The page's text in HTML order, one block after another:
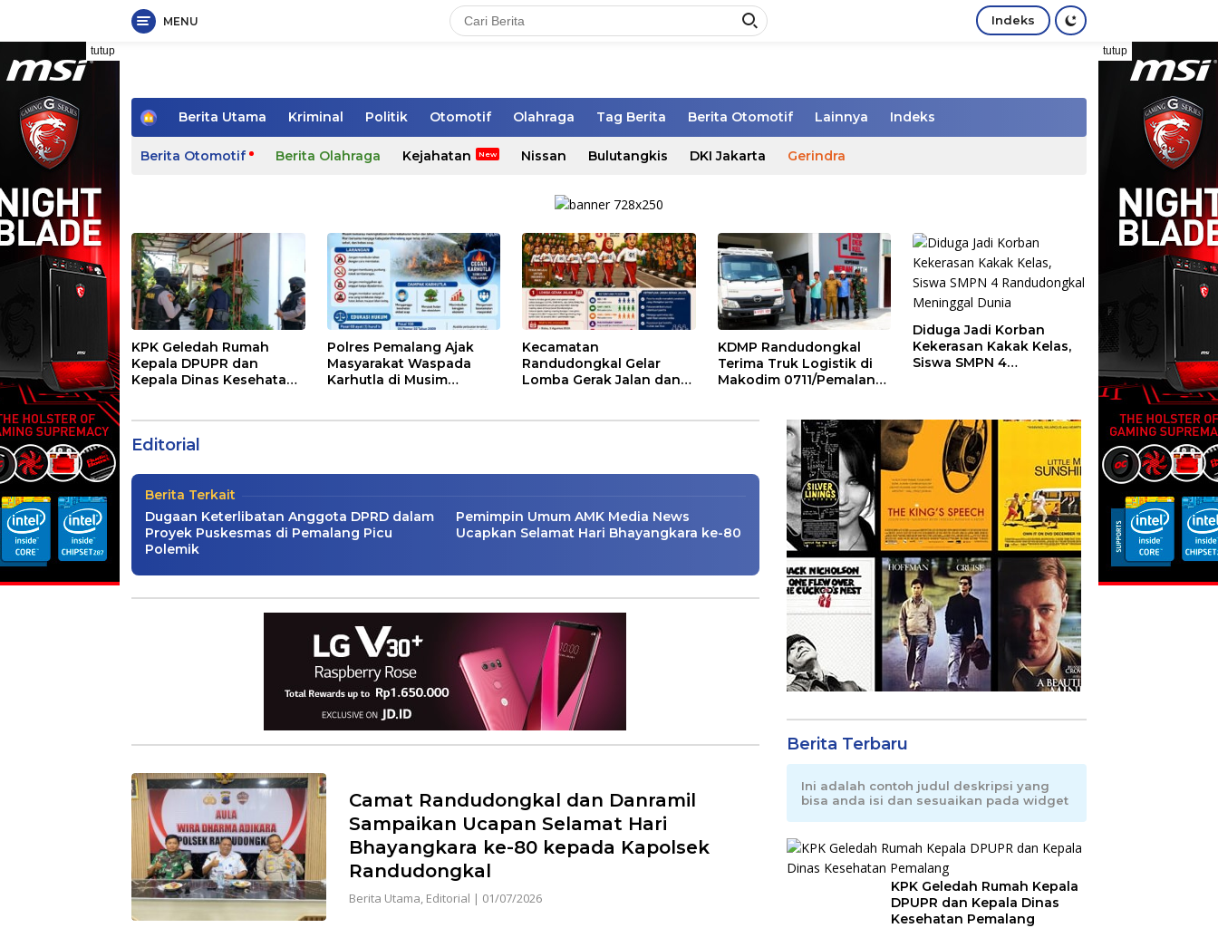
ke
MENU Indeks
tutup tutup
H
m
e
Berita Utama Kriminal Politik Otomotif Olahraga Tag Berita Berita Otomotif Lainnya Indeks
Berita Otomotif Berita Olahraga Kejahatan Nissan Bulutangkis DKI Jakarta Gerindra
KPK Geledah Rumah
Kepala DPUPR dan
Kepala Dinas Kesehatan
Polres Pemalang Ajak
Masyarakat Waspada
Karhutla di Musim
Kecamatan
Randudongkal Gelar
Lomba Gerak Jalan dan
KDMP Randudongkal
Terima Truk Logistik di
Makodim 0711/Pemalang
Diduga Jadi Korban
Kekerasan Kakak Kelas,
Siswa SMPN 4
Editorial
Ulang Tahun ke-34
Berita Utama
Berita Terkait
Dugaan Keterlibatan Anggota DPRD dalam
Proyek Puskesmas di Pemalang Picu
Polemik
Pemimpin Umum AMK Media News
Ucapkan Selamat Hari Bhayangkara ke-80
Camat Randudongkal dan Danramil
Sampaikan Ucapan Selamat Hari
Bhayangkara ke-80 kepada Kapolsek
Randudongkal
Berita Utama, Editorial | 01/07/2026
Berita Terbaru
Ini adalah contoh judul deskripsi yang
bisa anda isi dan sesuaikan pada widget
KPK Geledah Rumah Kepala
DPUPR dan Kepala Dinas
Kesehatan Pemalang